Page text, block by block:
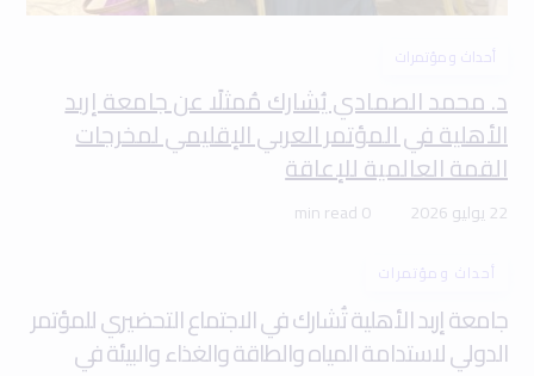
أحداث ومؤتمرات
د. محمد الصمادي يُشارك مُمثلًا عن جامعة إربد
الأهلية في المؤتمر العربي الإقليمي لمخرجات
القمة العالمية للإعاقة
22 يوليو 2026 0 min read
أحداث ومؤتمرات
جامعة إربد الأهلية تُشارك في الاجتماع التحضيري للمؤتمر
الدولي لاستدامة المياه والطاقة والغذاء والبيئة في